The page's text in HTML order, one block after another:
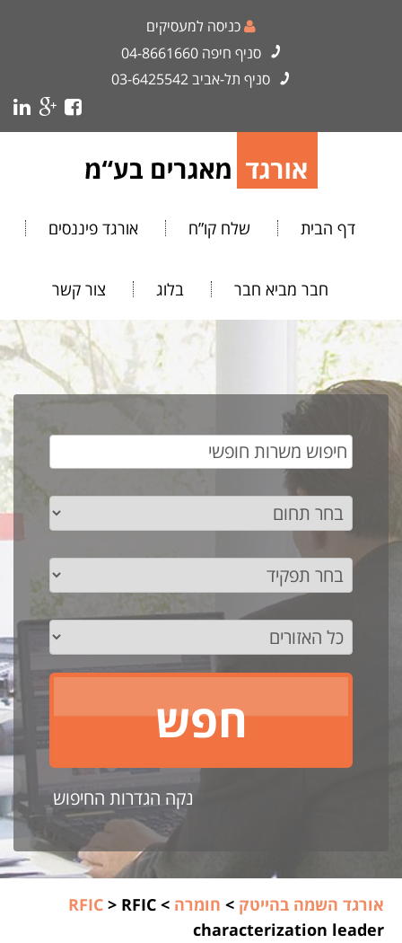
כניסה למעסיקים
סניף חיפה 04-8661660
סניף תל-אביב03-6425542
דף הבית שלח קו”ח אורגד פיננסים
חבר מביא חבר בלוג צור קשר
נקה הגדרות החיפוש
אורגד השמה בהייטק > חומרה >
RFIC > RFIC
characterization leader